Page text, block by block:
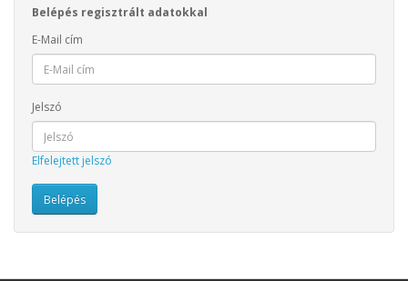
Belépés regisztrált adatokkal
E-Mail cím
Jelszó
Elfelejtett jelszó